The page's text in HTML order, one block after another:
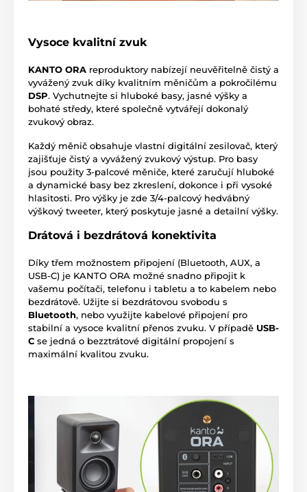
Vysoce kvalitní zvuk
KANTO ORA reproduktory nabízejí neuvěřitelně čistý a
vyvážený zvuk díky kvalitním měničům a pokročilému
DSP. Vychutnejte si hluboké basy, jasné výšky a
bohaté středy, které společně vytvářejí dokonalý
zvukový obraz.
Každý měnič obsahuje vlastní digitální zesilovač, který
zajišťuje čistý a vyvážený zvukový výstup. Pro basy
jsou použity 3-palcové měniče, které zaručují hluboké
a dynamické basy bez zkreslení, dokonce i při vysoké
hlasitosti. Pro výšky je zde 3/4-palcový hedvábný
výškový tweeter, který poskytuje jasné a detailní výšky.
Drátová i bezdrátová konektivita
Díky třem možnostem připojení (Bluetooth, AUX, a
USB-C) je KANTO ORA možné snadno připojit k
vašemu počítači, telefonu i tabletu a to kabelem nebo
bezdrátově. Užijte si bezdrátovou svobodu s
Bluetooth, nebo využijte kabelové připojení pro
stabilní a vysoce kvalitní přenos zvuku. V případě USB-
C se jedná o bezztrátové digitální propojení s
maximální kvalitou zvuku.